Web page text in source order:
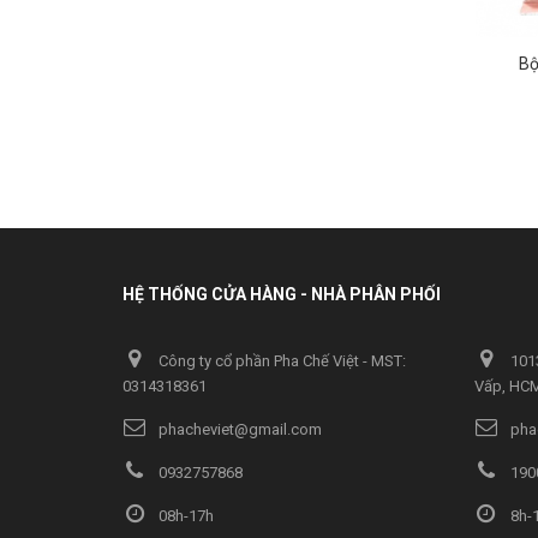
HỆ THỐNG CỬA HÀNG - NHÀ PHÂN PHỐI
Công ty cổ phần Pha Chế Việt - MST:
0314318361
phacheviet@gmail.com
0932757868
08h-17h
Vấp,
8h-